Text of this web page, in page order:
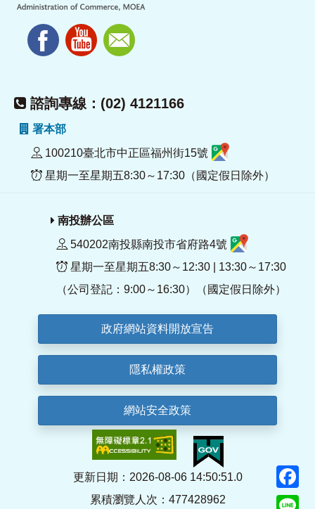
諮詢專線：(02) 4121166
署本部
100210臺北市中正區福州街15號
星期一至星期五8:30～17:30（國定假日除外）
南投辦公區
540202南投縣南投市省府路4號
星期一至星期五8:30～12:30 | 13:30～17:30
（公司登記：9:00～16:30）（國定假日除外）
政府網站資料開放宣告
隱私權政策
網站安全政策
更新日期：2026-08-06 14:50:51.0
累積瀏覽人次：477428962